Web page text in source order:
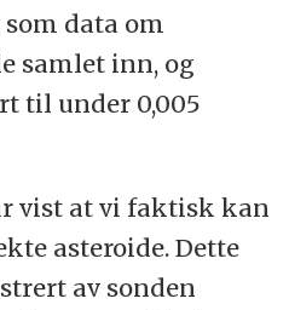
data om
samlet inn, og
til under 0,005
vist at vi faktisk kan
asteroide. Dette
av sonden